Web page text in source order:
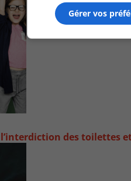
des toilettes
Gérer vos